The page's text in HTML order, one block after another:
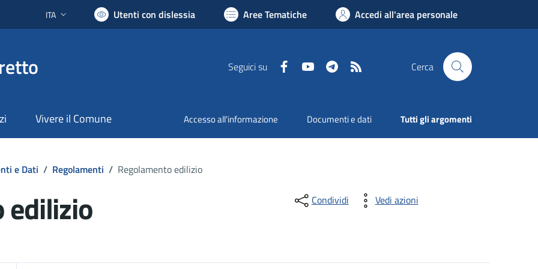
Lingua attiva:
ITA Utenti con dislessia Aree Tematiche Accedi all'area personale
Seguici su FacebookYouTube Telegram Cerca
Vivere il Comune Accesso all'informazione Documenti e dati Tutti gli argomenti
e Dati / Regolamenti / Regolamento edilizio
edilizio Condividi Vedi azioni